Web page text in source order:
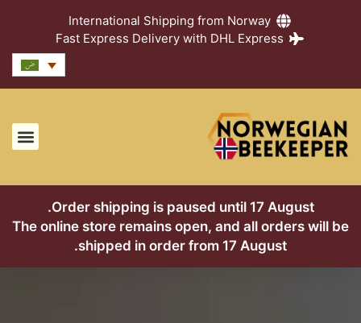
International Shipping from Norway
Fast Express Delivery with DHL Express
Order shipping is paused until 17 August.
The online store remains open, and all orders will be
shipped in order from 17 August.